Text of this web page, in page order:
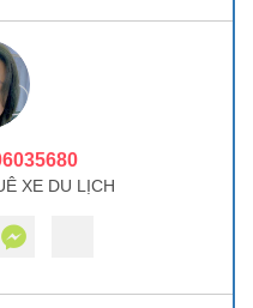
XE DU LỊCH